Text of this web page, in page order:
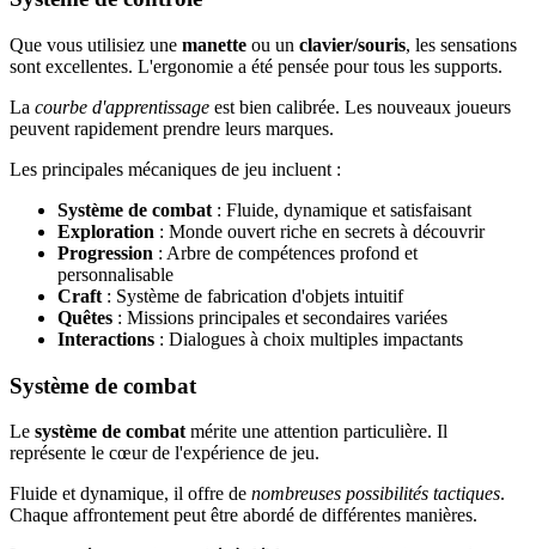
Que vous utilisiez une manette ou un clavier/souris, les sensations
sont excellentes. L'ergonomie a été pensée pour tous les supports.
La courbe d'apprentissage est bien calibrée. Les nouveaux joueurs
peuvent rapidement prendre leurs marques.
Les principales mécaniques de jeu incluent :
Système de combat : Fluide, dynamique et satisfaisant
Exploration : Monde ouvert riche en secrets à découvrir
Progression : Arbre de compétences profond et
personnalisable
Craft : Système de fabrication d'objets intuitif
Quêtes : Missions principales et secondaires variées
Interactions : Dialogues à choix multiples impactants
Système de combat
Le système de combat mérite une attention particulière. Il
représente le cœur de l'expérience de jeu.
Fluide et dynamique, il offre de nombreuses possibilités tactiques.
Chaque affrontement peut être abordé de différentes manières.